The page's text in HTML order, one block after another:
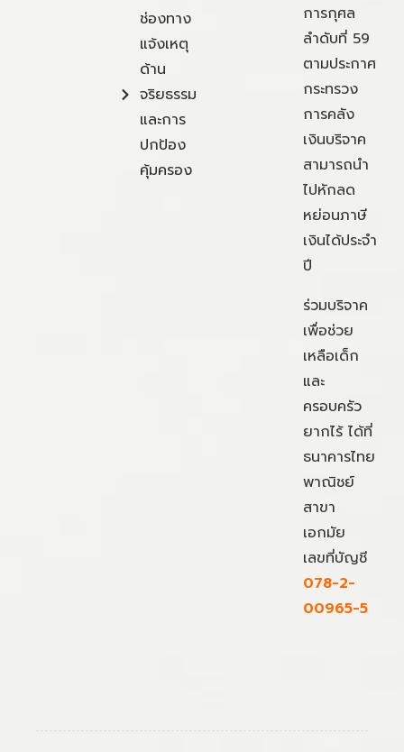
ช่องทาง
แจ้งเหตุ
ด้าน
จริยธรรม
และการ
ปกป้อง
คุ้มครอง
การกุศล
ลำดับที่ 59
ตามประกาศ
กระทรวง
การคลัง
เงินบริจาค
สามารถนำ
ไปหักลด
หย่อนภาษี
เงินได้ประจำ
ปี
ร่วมบริจาค
เพื่อช่วย
เหลือเด็ก
และ
ครอบครัว
ยากไร้ ได้ที่
ธนาคารไทย
พาณิชย์
สาขา
เอกมัย
เลขที่บัญชี
078-2-
00965-5